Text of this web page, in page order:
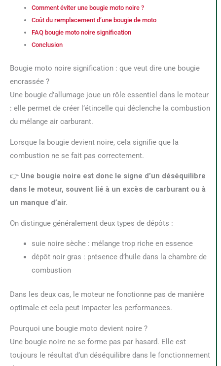
Comment éviter une bougie moto noire ?
Coût du remplacement d’une bougie de moto
FAQ bougie moto noire signification
Conclusion
Bougie moto noire signification : que veut dire une bougie
encrassée ?
Une bougie d’allumage joue un rôle essentiel dans le moteur
: elle permet de créer l’étincelle qui déclenche la combustion
du mélange air carburant.
Lorsque la bougie devient noire, cela signifie que la
combustion ne se fait pas correctement.
Une bougie noire est donc le signe d’un déséquilibre
dans le moteur, souvent lié à un excès de carburant ou à
un manque d’air.
On distingue généralement deux types de dépôts :
suie noire sèche : mélange trop riche en essence
dépôt noir gras : présence d’huile dans la chambre de
combustion
Dans les deux cas, le moteur ne fonctionne pas de manière
optimale et cela peut impacter les performances.
Pourquoi une bougie moto devient noire ?
Une bougie noire ne se forme pas par hasard. Elle est
toujours le résultat d’un déséquilibre dans le fonctionnement